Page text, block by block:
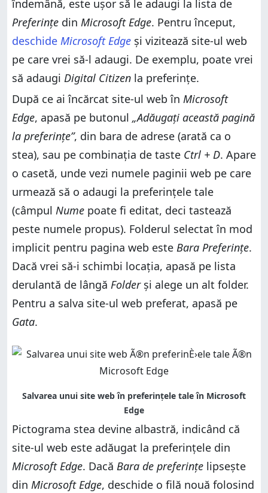
4. Cum afișezi sau ascunzi Bara de preferințe în
Microsoft Edge din meniul Preferințe
Câte site-uri ai în Bara de preferințe?
3. Cum fixezi sau anulezi fixarea Barei de preferințe
din meniul de clic dreapta
4. Cum afișezi sau ascunzi Bara de preferințe în
Microsoft Edge din meniul Preferințe
Câte site-uri ai în Bara de preferințe?
îndemână, este ușor să le adaugi la lista de
Preferințe din Microsoft Edge. Pentru început,
deschide Microsoft Edge și vizitează site-ul web
pe care vrei să-l adaugi. De exemplu, poate vrei
să adaugi Digital Citizen la preferințe.
După ce ai încărcat site-ul web în Microsoft
Edge, apasă pe butonul „Adăugați această pagină
la preferințe”, din bara de adrese (arată ca o
stea), sau pe combinația de taste Ctrl + D. Apare
o casetă, unde vezi numele paginii web pe care
urmează să o adaugi la preferințele tale
(câmpul Nume poate fi editat, deci tastează
peste numele propus). Folderul selectat în mod
implicit pentru pagina web este Bara Preferințe.
Dacă vrei să-i schimbi locația, apasă pe lista
derulantă de lângă Folder și alege un alt folder.
Pentru a salva site-ul web preferat, apasă pe
Gata.
Pictograma stea devine albastră, indicând că
site-ul web este adăugat la preferințele din
Microsoft Edge. Dacă Bara de preferințe lipsește
din Microsoft Edge, deschide o filă nouă folosind